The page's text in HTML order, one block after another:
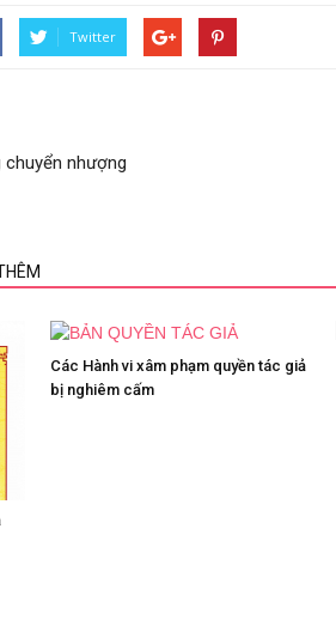
Twitter
nhượng
Các Hành vi xâm phạm quyền tác giả
bị nghiêm cấm